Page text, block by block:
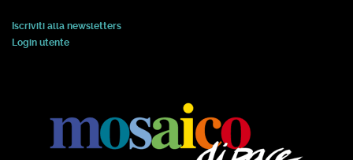
Iscriviti alla newsletters
Login utente